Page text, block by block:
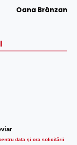
data şi ora solicitării
Oana Brânzan